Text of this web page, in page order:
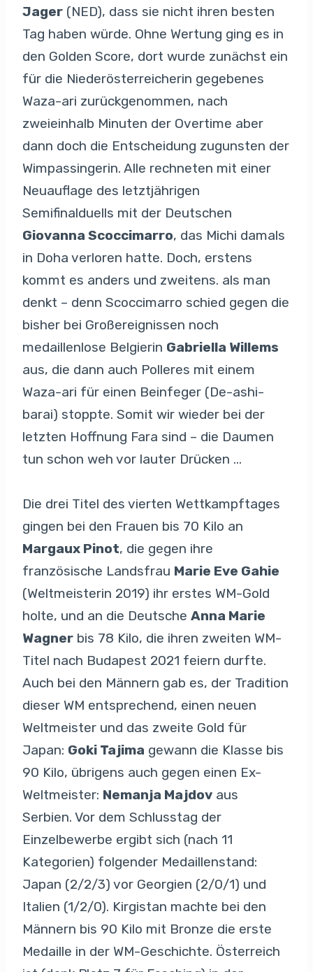
Jager (NED), dass sie nicht ihren besten
Tag haben würde. Ohne Wertung ging es in
den Golden Score, dort wurde zunächst ein
für die Niederösterreicherin gegebenes
Waza-ari zurückgenommen, nach
zweieinhalb Minuten der Overtime aber
dann doch die Entscheidung zugunsten der
Wimpassingerin. Alle rechneten mit einer
Neuauflage des letztjährigen
Semifinalduells mit der Deutschen
Giovanna Scoccimarro, das Michi damals
in Doha verloren hatte. Doch, erstens
kommt es anders und zweitens. als man
denkt – denn Scoccimarro schied gegen die
bisher bei Großereignissen noch
medaillenlose Belgierin Gabriella Willems
aus, die dann auch Polleres mit einem
Waza-ari für einen Beinfeger (De-ashi-
barai) stoppte. Somit wir wieder bei der
letzten Hoffnung Fara sind – die Daumen
tun schon weh vor lauter Drücken …
Die drei Titel des vierten Wettkampftages
gingen bei den Frauen bis 70 Kilo an
Margaux Pinot, die gegen ihre
französische Landsfrau Marie Eve Gahie
(Weltmeisterin 2019) ihr erstes WM-Gold
holte, und an die Deutsche Anna Marie
Wagner bis 78 Kilo, die ihren zweiten WM-
Titel nach Budapest 2021 feiern durfte.
Auch bei den Männern gab es, der Tradition
dieser WM entsprechend, einen neuen
Weltmeister und das zweite Gold für
Japan: Goki Tajima gewann die Klasse bis
90 Kilo, übrigens auch gegen einen Ex-
Weltmeister: Nemanja Majdov aus
Serbien. Vor dem Schlusstag der
Einzelbewerbe ergibt sich (nach 11
Kategorien) folgender Medaillenstand:
Japan (2/2/3) vor Georgien (2/0/1) und
Italien (1/2/0). Kirgistan machte bei den
Männern bis 90 Kilo mit Bronze die erste
Medaille in der WM-Geschichte. Österreich